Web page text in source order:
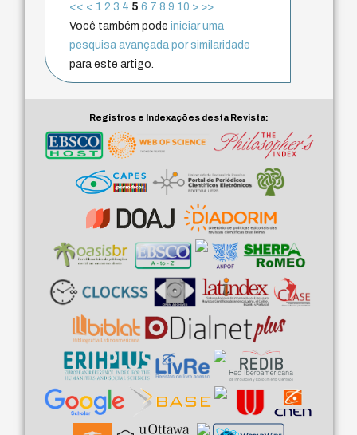
<< < 1 2 3 4 5 6 7 8 9 10 > >>
Você também podeiniciar uma
pesquisa avançada por similaridade
para este artigo.
Registros e Indexações desta Revista: